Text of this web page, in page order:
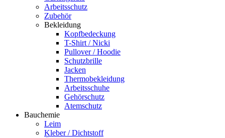
Arbeitsschutz
Zubehör
Bekleidung
Kopfbedeckung
T-Shirt / Nicki
Pullover / Hoodie
Schutzbrille
Jacken
Thermobekleidung
Arbeitsschuhe
Gehörschutz
Atemschutz
Bauchemie
Leim
Kleber / Dichtstoff